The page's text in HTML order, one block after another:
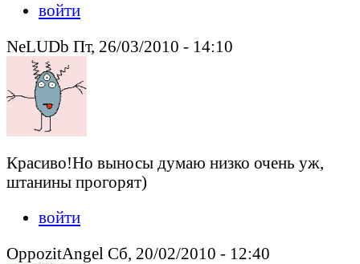
войти
NeLUDb Пт, 26/03/2010 - 14:10
Красиво!Но выносы думаю низко очень уж,
штанины прогорят)
войти
OppozitAngel Сб, 20/02/2010 - 12:40